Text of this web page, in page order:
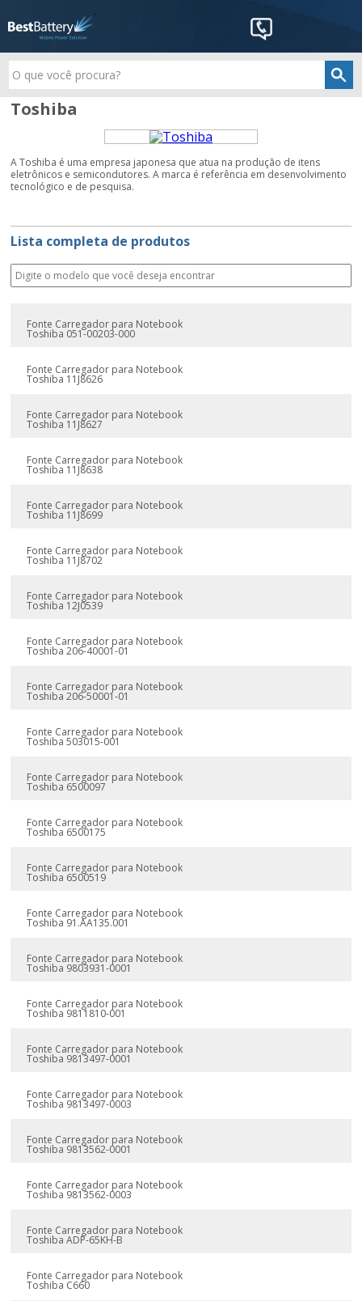
Toshiba
A Toshiba é uma empresa japonesa que atua na produção de itens
eletrônicos e semicondutores. A marca é referência em desenvolvimento
tecnológico e de pesquisa.
Lista completa de produtos
Fonte Carregador para Notebook
Toshiba 051-00203-000
Fonte Carregador para Notebook
Toshiba 11J8626
Fonte Carregador para Notebook
Toshiba 11J8627
Fonte Carregador para Notebook
Toshiba 11J8638
Fonte Carregador para Notebook
Toshiba 11J8699
Fonte Carregador para Notebook
Toshiba 11J8702
Fonte Carregador para Notebook
Toshiba 12J0539
Fonte Carregador para Notebook
Toshiba 206-40001-01
Fonte Carregador para Notebook
Toshiba 206-50001-01
Fonte Carregador para Notebook
Toshiba 503015-001
Fonte Carregador para Notebook
Toshiba 6500097
Fonte Carregador para Notebook
Toshiba 6500175
Fonte Carregador para Notebook
Toshiba 6500519
Fonte Carregador para Notebook
Toshiba 91.AA135.001
Fonte Carregador para Notebook
Toshiba 9803931-0001
Fonte Carregador para Notebook
Toshiba 9811810-001
Fonte Carregador para Notebook
Toshiba 9813497-0001
Fonte Carregador para Notebook
Toshiba 9813497-0003
Fonte Carregador para Notebook
Toshiba 9813562-0001
Fonte Carregador para Notebook
Toshiba 9813562-0003
Fonte Carregador para Notebook
Toshiba ADP-65KH-B
Fonte Carregador para Notebook
Toshiba C660